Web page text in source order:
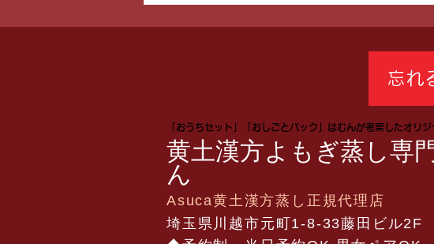
忘れ
「おうちセット」「おしごとパック」はむんが考案したオリジ
黄土漢方よもぎ蒸し専
ん
Asuca黄土漢方蒸し正規代理店
​​埼玉県川越市元町1-8-33藤田ビル2F